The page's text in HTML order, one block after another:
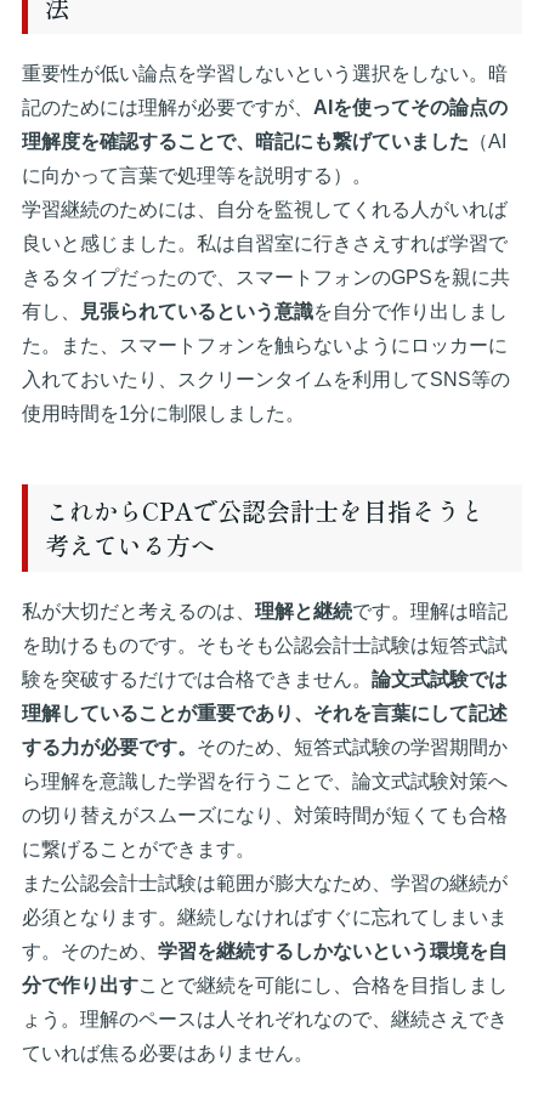
重要性が低い論点を学習しないという選択をしない。暗
記のためには理解が必要ですが、 AIを使ってその論点の
理解度を確認することで、暗記にも繋げていました （AI
に向かって言葉で処理等を説明する）。
学習継続のためには、自分を監視してくれる人がいれば
良いと感じました。私は自習室に行きさえすれば学習で
きるタイプだったので、スマートフォンのGPSを親に共
有し、
見張られているという意識を自分で作り出しまし
た。また、スマートフォンを触らないようにロッカーに
入れておいたり、スクリーンタイムを利用してSNS等の
使用時間を1分に制限しました。
これからCPAで公認会計士を目指そうと
考えている方へ
私が大切だと考えるのは、 理解と継続です。理解は暗記
を助けるものです。そもそも公認会計士試験は短答式試
験を突破するだけでは合格できません。 論文式試験では
理解していることが重要であり、それを言葉にして記述
する力が必要です。 そのため、短答式試験の学習期間か
ら理解を意識した学習を行うことで、論文式試験対策へ
の切り替えがスムーズになり、対策時間が短くても合格
に繋げることができます。
また公認会計士試験は範囲が膨大なため、学習の継続が
必須となります。継続しなければすぐに忘れてしまいま
す。そのため、 学習を継続するしかないという環境を自
分で作り出すことで継続を可能にし、合格を目指しまし
ょう。理解のペースは人それぞれなので、継続さえでき
ていれば焦る必要はありません。